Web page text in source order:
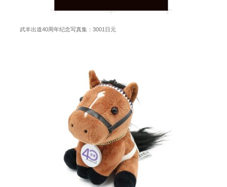
武丰出道40周年纪念写真集：3001日元